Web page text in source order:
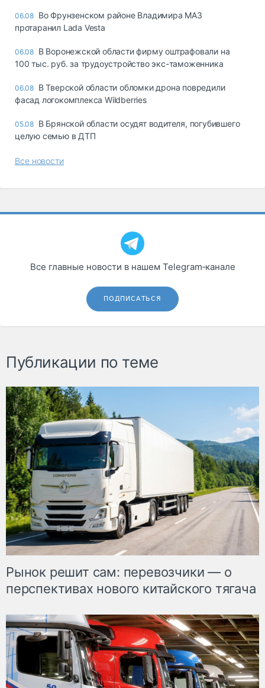
06.08 Во Фрунзенском районе Владимира МАЗ
протаранил Lada Vesta
06.08 В Воронежской области фирму оштрафовали на
100 тыс. руб. за трудоустройство экс-таможенника
06.08 В Тверской области обломки дрона повредили
фасад логокомплекса Wildberries
05.08 В Брянской области осудят водителя, погубившего
целую семью в ДТП
Все новости
Все главные новости в нашем Telegram‑канале
ПОДПИСАТЬСЯ
Публикации по теме
Рынок решит сам: перевозчики — о
перспективах нового китайского тягача